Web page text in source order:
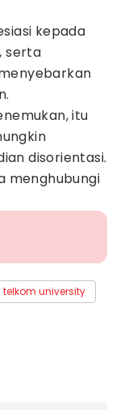
kepada
serta
itu
disorientasi.
menghubungi
telkom university